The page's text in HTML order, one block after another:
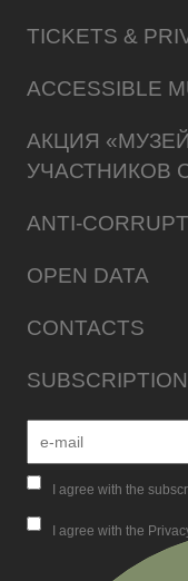
TICKETS &
ACCESSIBLE
АКЦИЯ
УЧАСТНИКОВ
ANTI-
OPEN DATA
CONTACTS
SUBSCRIPTION
I agree with the
I agree with the